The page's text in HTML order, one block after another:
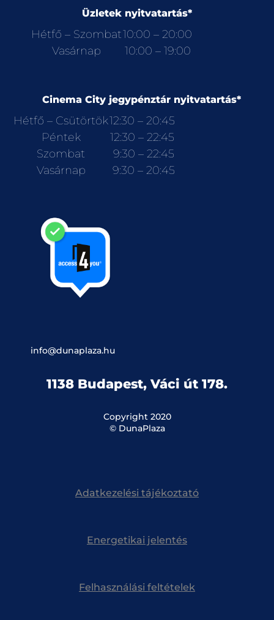
Üzletek nyitvatartás*
Hétfő – Szombat10:00 – 20:00
Vasárnap
10:00 – 19:00
Cinema City jegypénztár nyitvatartás*
Hétfő – Csütörtök12:30 – 20:45
Péntek
12:30 – 22:45
Szombat
9:30 – 22:45
Vasárnap
9:30 – 20:45
info@dunaplaza.hu
1138 Budapest, Váci út 178.
Copyright 2020
© DunaPlaza
Adatkezelési tájékoztató
Energetikai jelentés
Felhasználási feltételek